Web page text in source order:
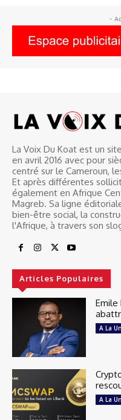
-
La Voix Du Koat est un
en avril 2016 avec pour
centré sur le Cameroun,
Et après différentes
également en Afrique
Magreb. Sa ligne
bien-être social, la
l'Afrique, à travers son
Articles Populaires
Emile
A La
A La